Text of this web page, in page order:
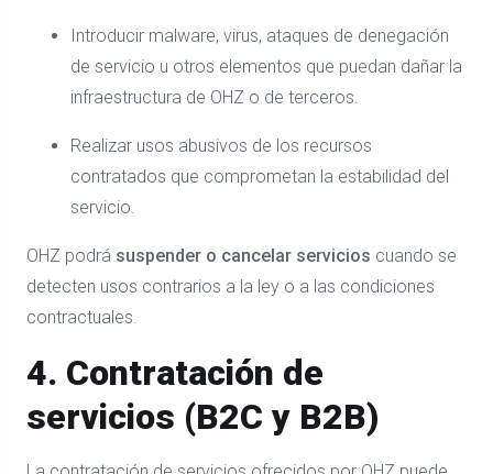
Introducir malware, virus, ataques de denegación
de servicio u otros elementos que puedan dañar la
infraestructura de OHZ o de terceros.
Realizar usos abusivos de los recursos
contratados que comprometan la estabilidad del
servicio.
OHZ podrá suspender o cancelar servicios cuando se
detecten usos contrarios a la ley o a las condiciones
contractuales.
4. Contratación de
servicios (B2C y B2B)